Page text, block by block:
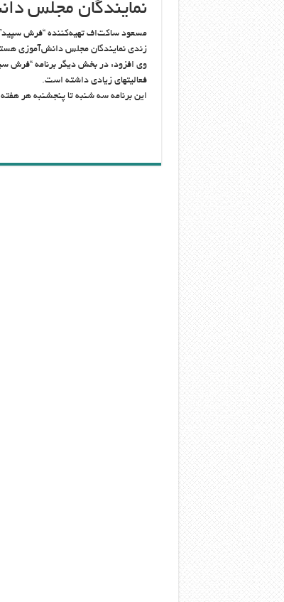
نمایندگان مجلس
مسعود ساکت‌اف تهیه‌کننده “فرش سپید”
زندی نمایندگان مجلس دانش‌آموزی
وی افزود: در بخش دیگر برنامه “فرش
فعالیت‎های زیادی داشته است.
این برنامه سه شنبه تا پنجشنبه هر هفته ساعت ۱۸:۲۰ روی آنتن شبکه دو